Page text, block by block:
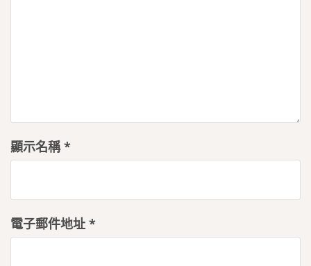
顯示名稱*
電子郵件地址 *